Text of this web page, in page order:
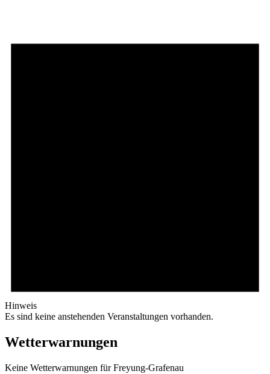
Hinweis
Es sind keine anstehenden Veranstaltungen vorhanden.
Wetterwarnungen
Keine Wetterwarnungen für Freyung-Grafenau